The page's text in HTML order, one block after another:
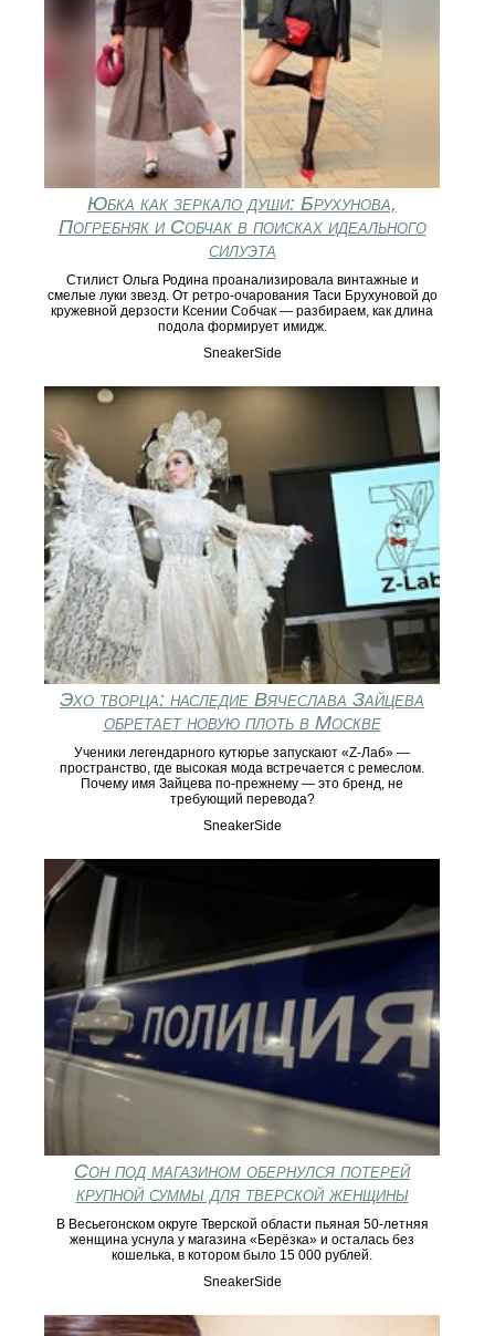
Юбка как зеркало души: Брухунова,
Погребняк и Собчак в поисках идеального
силуэта
Стилист Ольга Родина проанализировала винтажные и
смелые луки звезд. От ретро-очарования Таси Брухуновой до
кружевной дерзости Ксении Собчак — разбираем, как длина
подола формирует имидж.
SneakerSide
Эхо творца: наследие Вячеслава Зайцева
обретает новую плоть в Москве
Ученики легендарного кутюрье запускают «Z-Лаб» —
пространство, где высокая мода встречается с ремеслом.
Почему имя Зайцева по-прежнему — это бренд, не
требующий перевода?
SneakerSide
Сон под магазином обернулся потерей
крупной суммы для тверской женщины
В Весьегонском округе Тверской области пьяная 50-летняя
женщина уснула у магазина «Берёзка» и осталась без
кошелька, в котором было 15 000 рублей.
SneakerSide